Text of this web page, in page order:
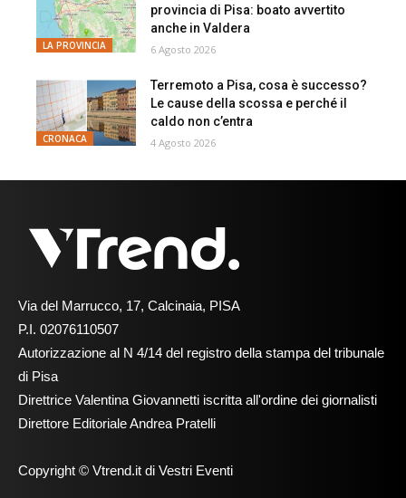
LA PROVINCIA
provincia di Pisa: boato avvertito
anche in Valdera
6 Agosto 2026
CRONACA
Terremoto a Pisa, cosa è successo?
Le cause della scossa e perché il
caldo non c’entra
4 Agosto 2026
Via del Marrucco, 17, Calcinaia, PISA
P.I. 02076110507
Autorizzazione al N 4/14 del registro della stampa del tribunale
di Pisa
Direttrice Valentina Giovannetti iscritta all'ordine dei giornalisti
Direttore Editoriale Andrea Pratelli
Copyright © Vtrend.it di Vestri Eventi